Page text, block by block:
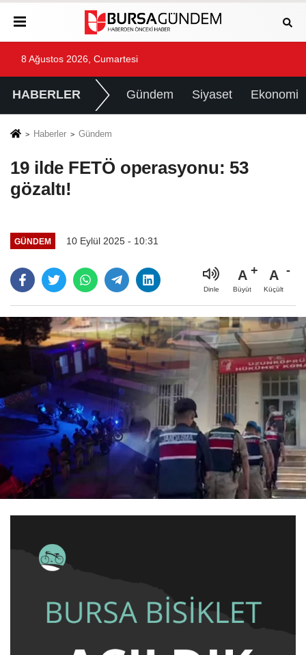
8 Ağustos 2026, Cumartesi
HABERLER Gündem Siyaset Ekonomi
Haberler Gündem
19 ilde FETÖ operasyonu: 53
gözaltı!
GÜNDEM 10 Eylül 2025 - 10:31
Dinle
A
Büyüt
A
Küçült